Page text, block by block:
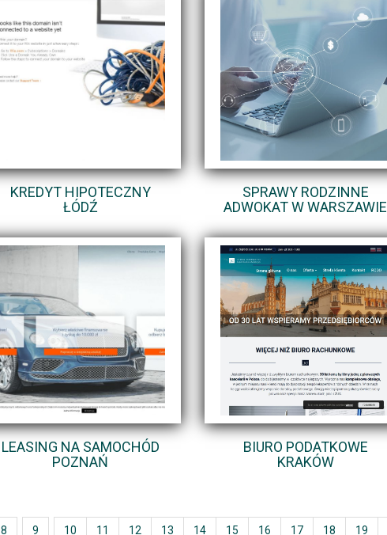
KREDYT HIPOTECZNY
ŁÓDŹ
SPRAWY RODZINNE
ADWOKAT W WARSZAWIE
LEASING NA SAMOCHÓD
POZNAŃ
BIURO PODATKOWE
KRAKÓW
8 9 10 11 12 13 14 15 16 17 18 19